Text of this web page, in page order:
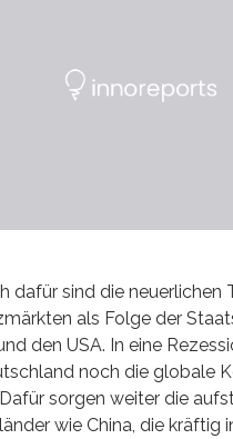
dafür sind die neuerlichen
als Folge der
den USA. In eine
noch die globale
sorgen weiter die
wie China, die kräftig